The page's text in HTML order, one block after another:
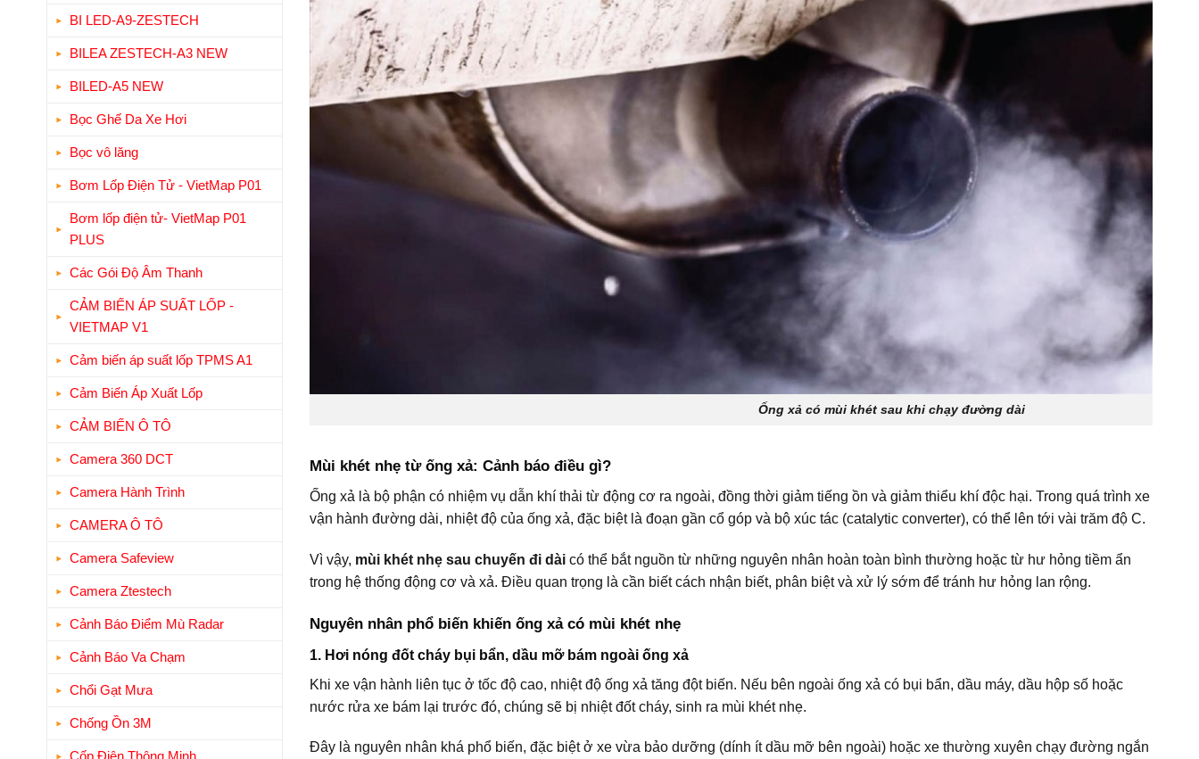
BI LED-A9-ZESTECH
BILEA ZESTECH-A3 NEW
BILED-A5 NEW
Bọc Ghế Da Xe Hơi
Bọc vô lăng
Bơm Lốp Điện Tử - VietMap P01
Bơm lốp điện tử- VietMap P01
PLUS
Các Gói Độ Âm Thanh
CẢM BIẾN ÁP SUẤT LỐP -
VIETMAP V1
Cảm biến áp suất lốp TPMS A1
Cảm Biến Áp Xuất Lốp
CẢM BIẾN Ô TÔ
Camera 360 DCT
Camera Hành Trình
CAMERA Ô TÔ
Camera Safeview
Camera Ztestech
Cảnh Báo Điểm Mù Radar
Cảnh Báo Va Chạm
Chổi Gạt Mưa
Chống Ồn 3M
Cốp Điện Thông Minh
Ống xả có mùi khét sau khi chạy đường dài
Mùi khét nhẹ từ ống xả: Cảnh báo điều gì?
Ống xả là bộ phận có nhiệm vụ dẫn khí thải từ động cơ ra ngoài, đồng thời giảm tiếng ồn và giảm thiểu khí độc hại. Trong quá trình xe
vận hành đường dài, nhiệt độ của ống xả, đặc biệt là đoạn gần cổ góp và bộ xúc tác (catalytic converter), có thể lên tới vài trăm độ C.
Vì vậy, mùi khét nhẹ sau chuyến đi dài có thể bắt nguồn từ những nguyên nhân hoàn toàn bình thường hoặc từ hư hỏng tiềm ẩn
trong hệ thống động cơ và xả. Điều quan trọng là cần biết cách nhận biết, phân biệt và xử lý sớm để tránh hư hỏng lan rộng.
Nguyên nhân phổ biến khiến ống xả có mùi khét nhẹ
1. Hơi nóng đốt cháy bụi bẩn, dầu mỡ bám ngoài ống xả
Khi xe vận hành liên tục ở tốc độ cao, nhiệt độ ống xả tăng đột biến. Nếu bên ngoài ống xả có bụi bẩn, dầu máy, dầu hộp số hoặc
nước rửa xe bám lại trước đó, chúng sẽ bị nhiệt đốt cháy, sinh ra mùi khét nhẹ.
Đây là nguyên nhân khá phổ biến, đặc biệt ở xe vừa bảo dưỡng (dính ít dầu mỡ bên ngoài) hoặc xe thường xuyên chạy đường ngắn